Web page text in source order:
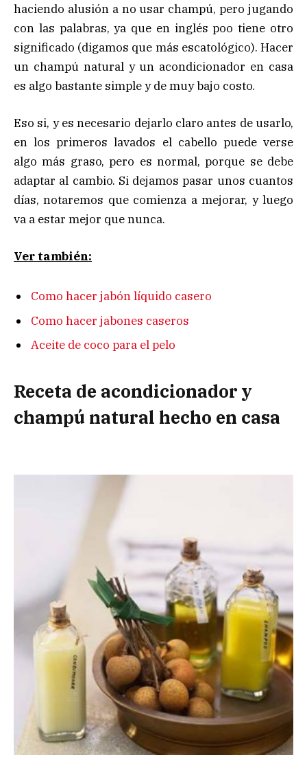
haciendo alusión a no usar champú, pero jugando
con las palabras, ya que en inglés poo tiene otro
significado (digamos que más escatológico). Hacer
un champú natural y un acondicionador en casa
es algo bastante simple y de muy bajo costo.
Eso si, y es necesario dejarlo claro antes de usarlo,
en los primeros lavados el cabello puede verse
algo más graso, pero es normal, porque se debe
adaptar al cambio. Si dejamos pasar unos cuantos
días, notaremos que comienza a mejorar, y luego
va a estar mejor que nunca.
Ver también:
Como hacer jabón líquido casero
Como hacer jabones caseros
Aceite de coco para el pelo
Receta de acondicionador y
champú natural hecho en casa